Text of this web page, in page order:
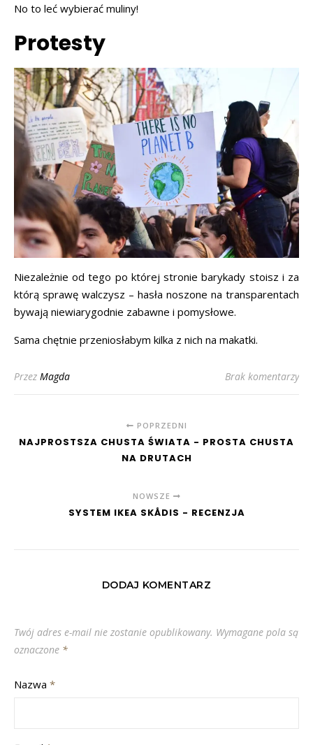
No to leć wybierać muliny!
Protesty
Niezależnie od tego po której stronie barykady stoisz i za
którą sprawę walczysz – hasła noszone na transparentach
bywają niewiarygodnie zabawne i pomysłowe.
Sama chętnie przeniosłabym kilka z nich na makatki.
Przez Magda Brak komentarzy
POPRZEDNI
NAJPROSTSZA CHUSTA ŚWIATA - PROSTA CHUSTA
NA DRUTACH
NOWSZE
SYSTEM IKEA SKÅDIS - RECENZJA
DODAJ KOMENTARZ
Twój adres e-mail nie zostanie opublikowany. Wymagane pola są
oznaczone *
Nazwa *